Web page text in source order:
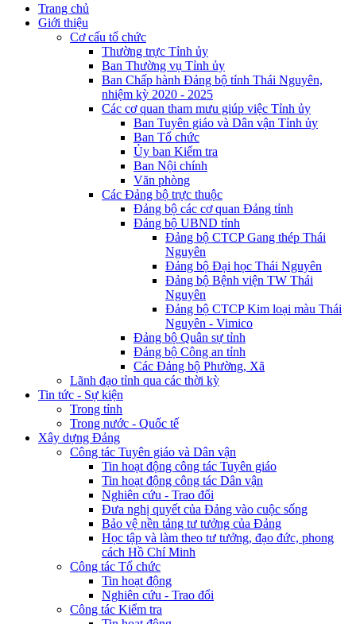
Trang chủ
Giới thiệu
Cơ cấu tổ chức
Thường trực Tỉnh ủy
Ban Thường vụ Tỉnh ủy
Ban Chấp hành Đảng bộ tỉnh Thái Nguyên,
nhiệm kỳ 2020 - 2025
Các cơ quan tham mưu giúp việc Tỉnh ủy
Ban Tuyên giáo và Dân vận Tỉnh ủy
Ban Tổ chức
Ủy ban Kiểm tra
Ban Nội chính
Văn phòng
Các Đảng bộ trực thuộc
Đảng bộ các cơ quan Đảng tỉnh
Đảng bộ UBND tỉnh
Đảng bộ CTCP Gang thép Thái
Nguyên
Đảng bộ Đại học Thái Nguyên
Đảng bộ Bệnh viện TW Thái
Nguyên
Đảng bộ CTCP Kim loại màu Thái
Nguyên - Vimico
Đảng bộ Quân sự tỉnh
Đảng bộ Công an tỉnh
Các Đảng bộ Phường, Xã
Lãnh đạo tỉnh qua các thời kỳ
Tin tức - Sự kiện
Trong tỉnh
Trong nước - Quốc tế
Xây dựng Đảng
Công tác Tuyên giáo và Dân vận
Tin hoạt động công tác Tuyên giáo
Tin hoạt động công tác Dân vận
Nghiên cứu - Trao đổi
Đưa nghị quyết của Đảng vào cuộc sống
Bảo vệ nền tảng tư tưởng của Đảng
Học tập và làm theo tư tưởng, đạo đức, phong
cách Hồ Chí Minh
Công tác Tổ chức
Tin hoạt động
Nghiên cứu - Trao đổi
Công tác Kiểm tra